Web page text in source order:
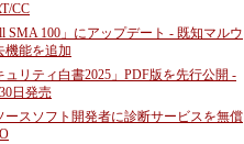
CC
SMA 100」にアップデート - 既知マルウ
機能を追加
ュリティ白書2025」PDF版を先行公開 -
日発売
ースソフト開発者に診断サービスを無償